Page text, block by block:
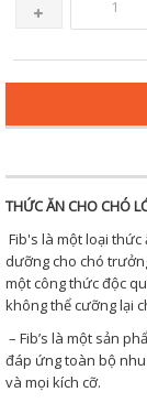
THỨC ĂN CHO CHÓ
Fib's là một loại thức
dưỡng cho chó
một công thức độc
không thể cưỡng lại
– Fib’s là một sản
đáp ứng toàn bộ
và mọi kích cỡ.